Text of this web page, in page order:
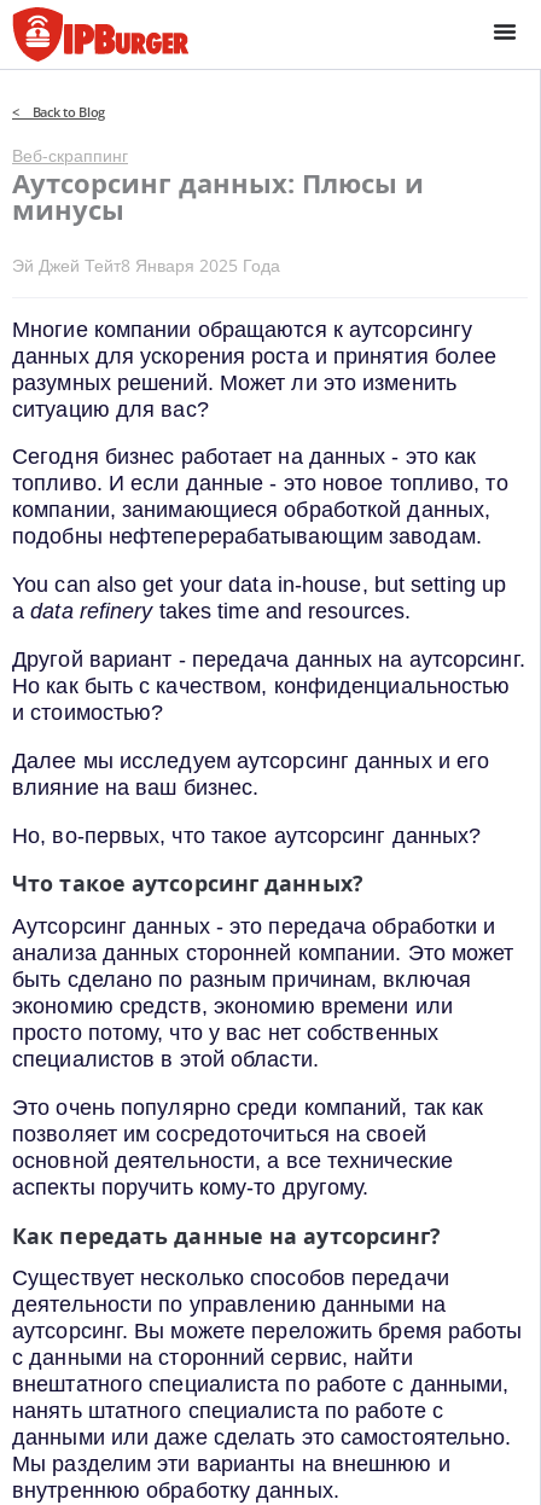
Перейти
содержанию
< Back to Blog
Веб-скраппинг
Аутсорсинг данных: Плюсы и
минусы
Эй Джей Тейт8 Января 2025 Года
Многие компании обращаются к аутсорсингу
данных для ускорения роста и принятия более
разумных решений. Может ли это изменить
ситуацию для вас?
Сегодня бизнес работает на данных - это как
топливо. И если данные - это новое топливо, то
компании, занимающиеся обработкой данных,
подобны нефтеперерабатывающим заводам.
You can also get your data in-house, but setting up
adata refinerytakes time and resources.
Другой вариант - передача данных на аутсорсинг.
Но как быть с качеством, конфиденциальностью
и стоимостью?
Далее мы исследуем аутсорсинг данных и его
влияние на ваш бизнес.
Но, во-первых, что такое аутсорсинг данных?
Что такое аутсорсинг данных?
Аутсорсинг данных - это передача обработки и
анализа данных сторонней компании. Это может
быть сделано по разным причинам, включая
экономию средств, экономию времени или
просто потому, что у вас нет собственных
специалистов в этой области.
Это очень популярно среди компаний, так как
позволяет им сосредоточиться на своей
основной деятельности, а все технические
аспекты поручить кому-то другому.
Как передать данные на аутсорсинг?
Существует несколько способов передачи
деятельности по управлению данными на
аутсорсинг. Вы можете переложить бремя работы
с данными на сторонний сервис, найти
внештатного специалиста по работе с данными,
нанять штатного специалиста по работе с
данными или даже сделать это самостоятельно.
Мы разделим эти варианты на внешнюю и
внутреннюю обработку данных.